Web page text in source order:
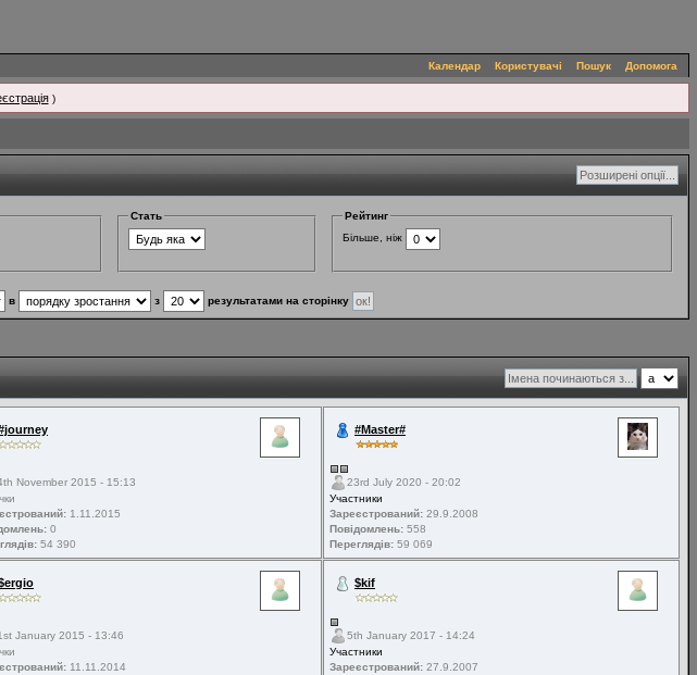
Календар Користувачі Пошук Допомога
)
Стать
Рейтинг
Більше, ніж
в з результатами на сторінку
November 2015 - 15:13
1.11.2015
0
54 390
#Master#
23rd July 2020 - 20:02
Участники
Зареєстрований: 29.9.2008
Повідомлень: 558
Переглядів: 59 069
January 2015 - 13:46
11.11.2014
$kif
5th January 2017 - 14:24
Участники
Зареєстрований: 27.9.2007